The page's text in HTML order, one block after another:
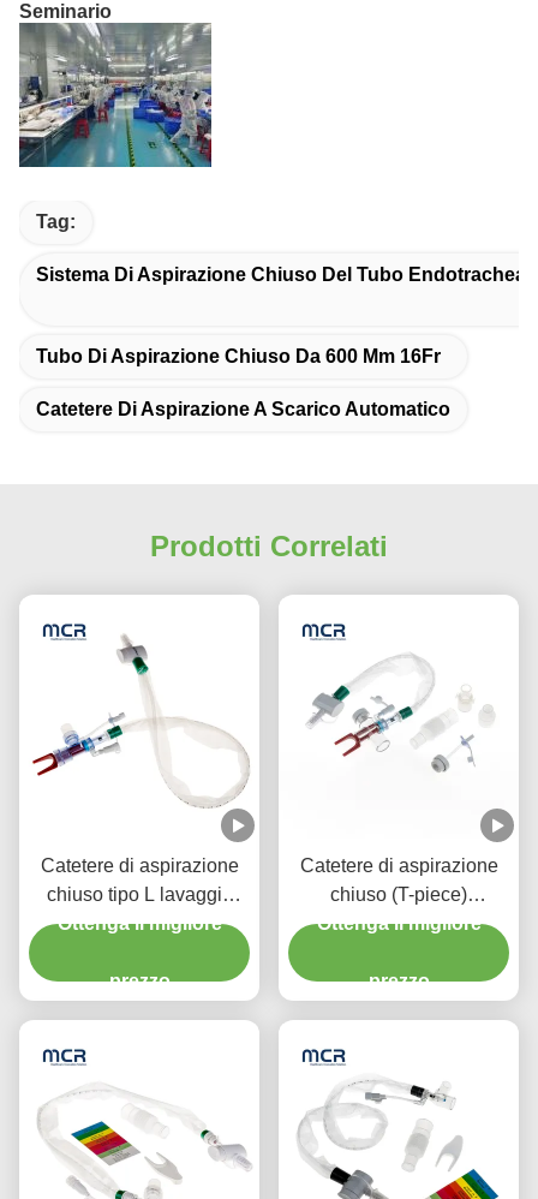
Seminario
Tag:
Sistema Di Aspirazione Chiuso Del Tubo
Tubo Di Aspirazione Chiuso Da 600 Mm 16Fr
Catetere Di Aspirazione A Scarico Automatico
Prodotti Correlati
Catetere di aspirazione
chiuso tipo L lavaggio
automatico 10fr 72h
per l' ospedale
Ottenga il migliore
prezzo
Catetere di aspirazione
chiuso (T-piece)
Sciacquaggio automatico
Ottenga il migliore
prezzo